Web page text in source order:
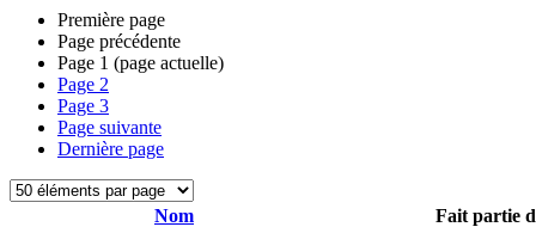
Première page
Page précédente
Page 1 (page actuelle)
Page 2
Page 3
Page suivante
Dernière page
Nom
Fait partie